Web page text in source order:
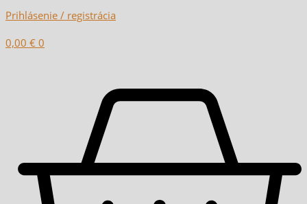
Prihlásenie / registrácia
0,00 € 0